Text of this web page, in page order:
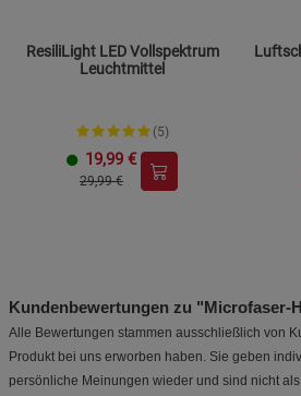
ResiliLight LED Vollspektrum
Leuchtmittel
(5)
19,99 €
29,99 €
Kundenbewertungen zu "Microfaser-
Alle Bewertungen stammen ausschließlich von
Produkt bei uns erworben haben. Sie geben
persönliche Meinungen wieder und sind nicht